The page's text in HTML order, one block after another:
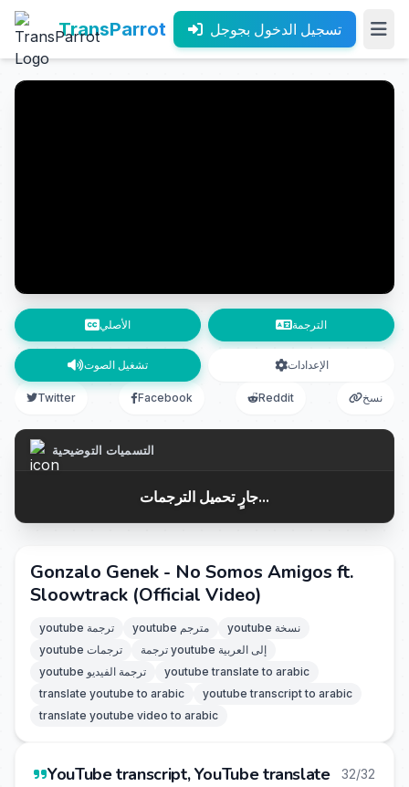
TransParrot تسجيل الدخول بجوجل
الأصلي الترجمة
تشغيل الصوت الإعدادات
Twitter Facebook Reddit نسخ
التسميات التوضيحية
جارٍ تحميل الترجمات...
Gonzalo Genek - No Somos Amigos ft.
Sloowtrack (Official Video)
youtube ترجمة youtube مترجم
youtube نسخة
youtube ترجمات
ترجمة youtube إلى العربية
youtube ترجمة الفيديو
youtube translate to arabic
translate youtube to arabic
youtube transcript to arabic
translate youtube video to arabic
YouTube transcript, YouTube translate 32/32